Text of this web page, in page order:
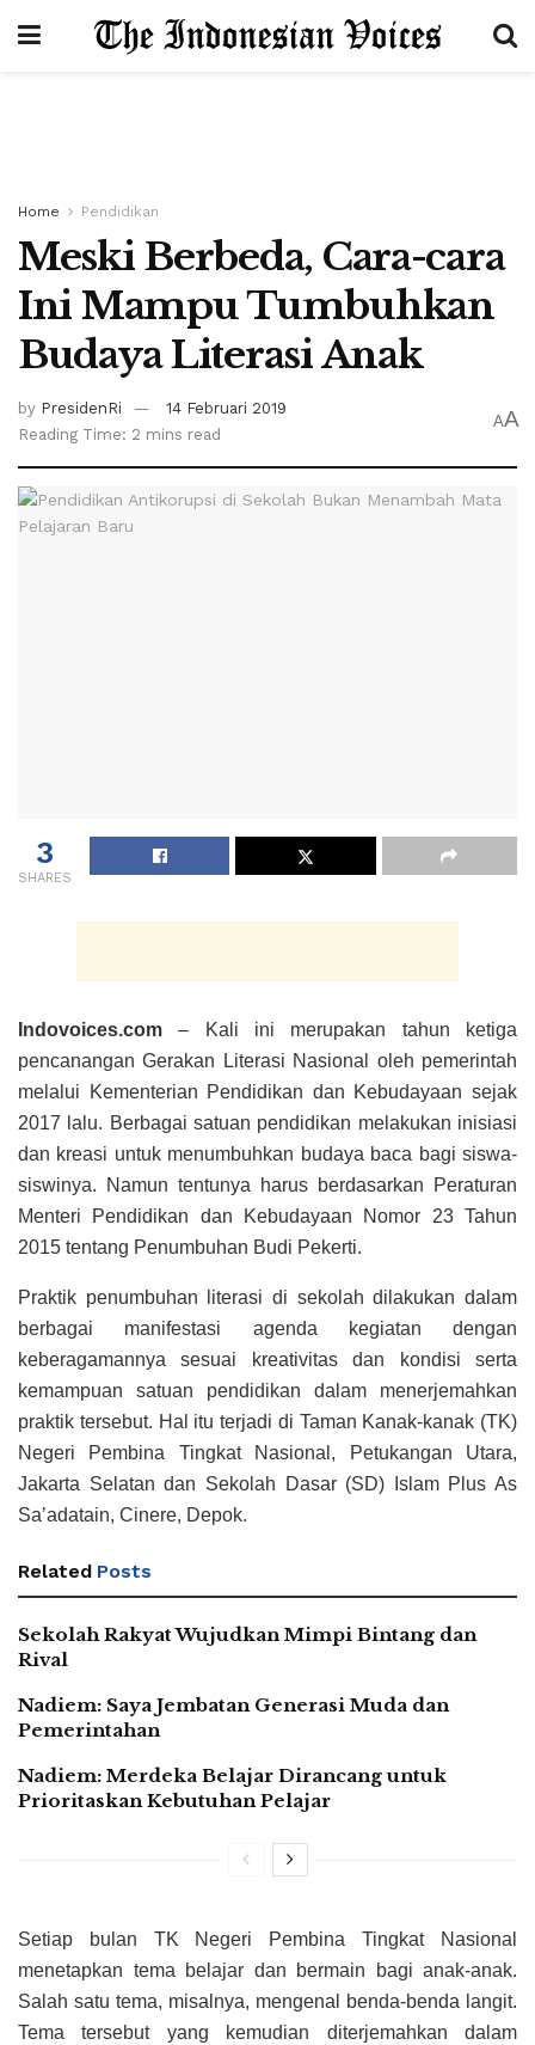
Home Pendidikan
Meski Berbeda, Cara-cara
Ini Mampu Tumbuhkan
Budaya Literasi Anak
by PresidenRi
14 Februari 2019
Reading Time: 2 mins read
AA
3
SHARES
Indovoices.com – Kali ini merupakan tahun ketiga
pencanangan Gerakan Literasi Nasional oleh pemerintah
melalui Kementerian Pendidikan dan Kebudayaan sejak
2017 lalu. Berbagai satuan pendidikan melakukan inisiasi
dan kreasi untuk menumbuhkan budaya baca bagi siswa-
siswinya. Namun tentunya harus berdasarkan Peraturan
Menteri Pendidikan dan Kebudayaan Nomor 23 Tahun
2015 tentang Penumbuhan Budi Pekerti.
Praktik penumbuhan literasi di sekolah dilakukan dalam
berbagai manifestasi agenda kegiatan dengan
keberagamannya sesuai kreativitas dan kondisi serta
kemampuan satuan pendidikan dalam menerjemahkan
praktik tersebut. Hal itu terjadi di Taman Kanak-kanak (TK)
Negeri Pembina Tingkat Nasional, Petukangan Utara,
Jakarta Selatan dan Sekolah Dasar (SD) Islam Plus As
Sa’adatain, Cinere, Depok.
Related Posts
Sekolah Rakyat Wujudkan Mimpi Bintang dan
Rival
Nadiem: Saya Jembatan Generasi Muda dan
Pemerintahan
Nadiem: Merdeka Belajar Dirancang untuk
Prioritaskan Kebutuhan Pelajar
Setiap bulan TK Negeri Pembina Tingkat Nasional
menetapkan tema belajar dan bermain bagi anak-anak.
Salah satu tema, misalnya, mengenal benda-benda langit.
Tema tersebut yang kemudian diterjemahkan dalam